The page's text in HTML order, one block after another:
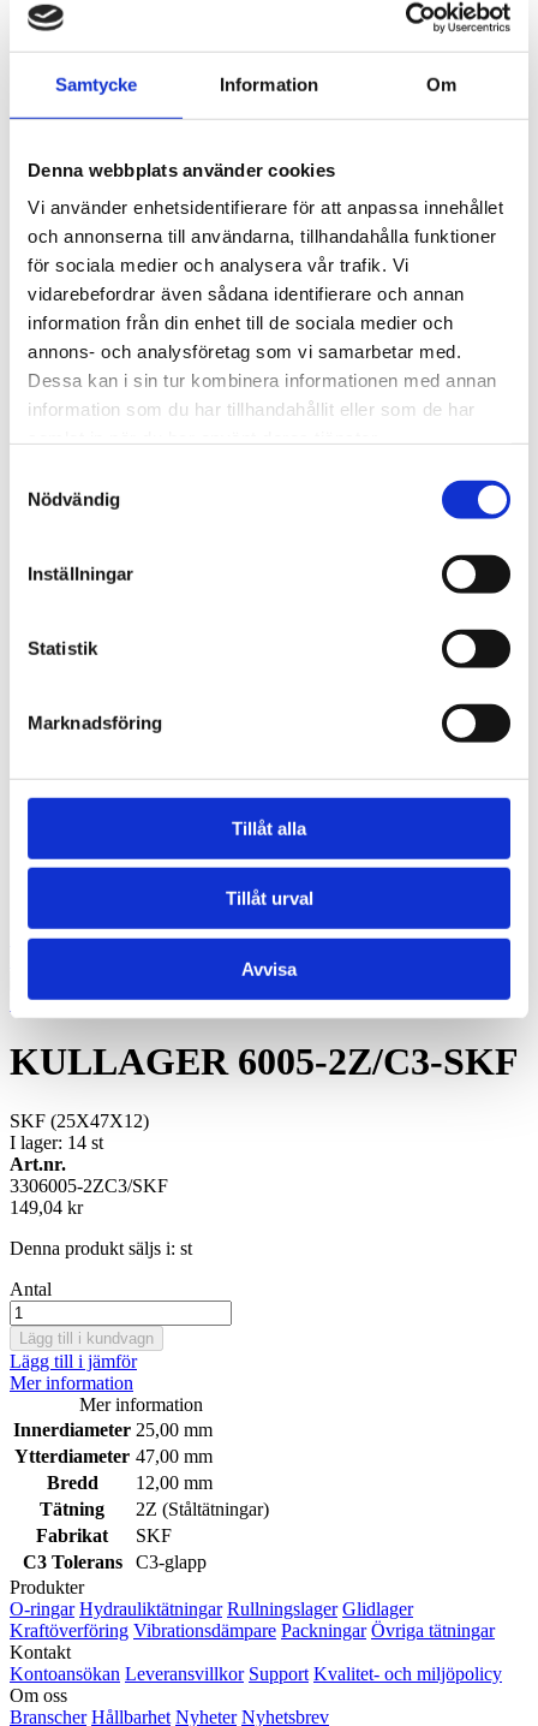
Samtycke Information Om
Denna webbplats använder cookies
Vi använder enhetsidentifierare för att anpassa innehållet
och annonserna till användarna, tillhandahålla funktioner
för sociala medier och analysera vår trafik. Vi
vidarebefordrar även sådana identifierare och annan
information från din enhet till de sociala medier och
annons- och analysföretag som vi samarbetar med.
Dessa kan i sin tur kombinera informationen med annan
information som du har tillhandahållit eller som de har
Nödvändig
Inställningar
Statistik
Marknadsföring
Tillåt alla
Tillåt urval
Avvisa
Rullningslager
Spårkullager
Sfäriska kullager
Vinkelkontaktkullager
Sfäriska rullager
Cylindriska rullager
Koniska rullager
Lagerenheter och tillbehör
Ledlager
Axiallager
Nållager och tillbehör
Klämhyslor, KM-mutter och MB-brickor
Glidlager
MU P - PTFE, självsmörjande, rak
MU F - PTFE, självsmörjande, fläns
MU W - PTFE, självsmörjande, tryckbricka
MU S - PTFE, självsmörjande, glidplatta
MX P - POM, smörjbar, rak
BRM-80 P - Rullad brons, hål, rak
BRM-10 F - Rullad brons, fickor, fläns
Klassiska kilremmar
Kedjelås
Vibrationsdämpare
Konto
Hoppa till slutet av bildgalleriet
Hoppa till början av bildgalleriet
KULLAGER 6005-2Z/C3-SKF
SKF (25X47X12)
I lager: 14 st
Art.nr.
3306005-2ZC3/SKF
149,04 kr
Denna produkt säljs i: st
Antal
Lägg till i kundvagn
Lägg till i jämför
Mer information
Mer information
Innerdiameter 25,00 mm
Ytterdiameter 47,00 mm
Bredd
12,00 mm
Tätning
2Z (Ståltätningar)
Fabrikat
SKF
C3 Tolerans
C3-glapp
Produkter
O-ringar Hydrauliktätningar Rullningslager Glidlager
Kraftöverföring Vibrationsdämpare Packningar Övriga tätningar
Kontakt
Kontoansökan Leveransvillkor Support Kvalitet- och miljöpolicy
Om oss
Branscher Hållbarhet Nyheter Nyhetsbrev